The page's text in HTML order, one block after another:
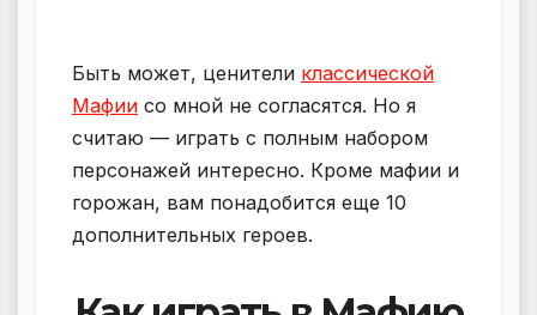
Быть может, ценители классической
Мафии со мной не согласятся. Но я
считаю — играть с полным набором
персонажей интересно. Кроме мафии и
горожан, вам понадобится еще 10
дополнительных героев.